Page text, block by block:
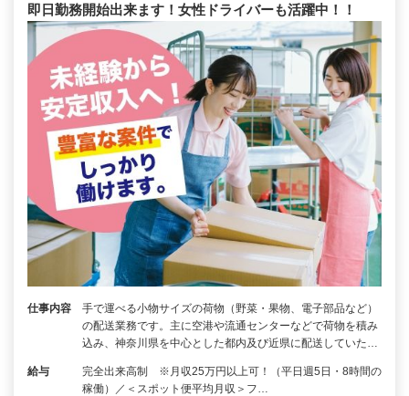
即日勤務開始出来ます！女性ドライバーも活躍中！！
仕事内容
手で運べる小物サイズの荷物（野菜・果物、電子部品など）
の配送業務です。主に空港や流通センターなどで荷物を積み
込み、神奈川県を中心とした都内及び近県に配送していた…
給与
完全出来高制 ※月収25万円以上可！（平日週5日・8時間の
稼働）／＜スポット便平均月収＞フ…